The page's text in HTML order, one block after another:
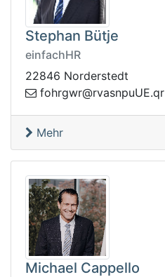
Stephan Bütje
einfachHR
22846 Norderstedt
rq
.EUupnsavr@rwgrhof
Mehr
Michael Cappello